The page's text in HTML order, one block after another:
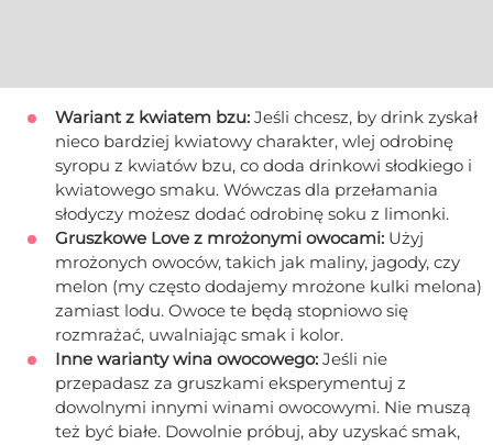
Wariant z kwiatem bzu: Jeśli chcesz, by drink zyskał
nieco bardziej kwiatowy charakter, wlej odrobinę
syropu z kwiatów bzu, co doda drinkowi słodkiego i
kwiatowego smaku. Wówczas dla przełamania
słodyczy możesz dodać odrobinę soku z limonki.
Gruszkowe Love z mrożonymi owocami: Użyj
mrożonych owoców, takich jak maliny, jagody, czy
melon (my często dodajemy mrożone kulki melona)
zamiast lodu. Owoce te będą stopniowo się
rozmrażać, uwalniając smak i kolor.
Inne warianty wina owocowego: Jeśli nie
przepadasz za gruszkami eksperymentuj z
dowolnymi innymi winami owocowymi. Nie muszą
też być białe. Dowolnie próbuj, aby uzyskać smak,